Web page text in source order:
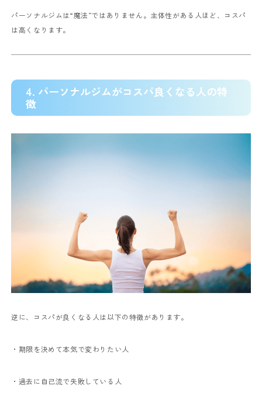
パーソナルジムは“魔法”ではありません。 主体性がある人ほど、コスパ
は高くなります。
4. パーソナルジムがコスパ良くなる人の特
徴
逆に、コスパが良くなる人は以下の特徴があります。
・期限を決めて本気で変わりたい人
・過去に自己流で失敗している人